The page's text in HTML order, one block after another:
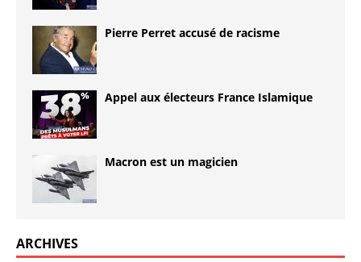
Pierre Perret accusé de racisme
Appel aux électeurs France Islamique
Macron est un magicien
ARCHIVES